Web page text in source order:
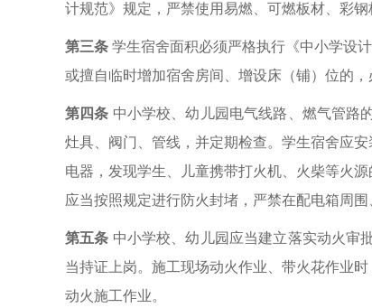
计规范》规定，严禁使用易燃、可燃板材、彩钢
第三条学生宿舍面积必须严格执行《中小学设
或擅自临时增加宿舍房间、增设床（铺）位的，
第四条 中小学校、幼儿园电气线路、燃气管路
灶具、阀门、管线，并定期检查。学生宿舍应
电器，发现学生、儿童携带打火机、火柴等火
应当按照规定进行防火封堵，严禁在配电箱周
第五条 中小学校、幼儿园应当建立落实动火审
当持证上岗。施工现场动火作业、带火花作业
动火施工作业。